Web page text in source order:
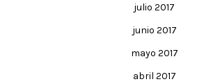
julio 2017
junio 2017
mayo 2017
abril 2017